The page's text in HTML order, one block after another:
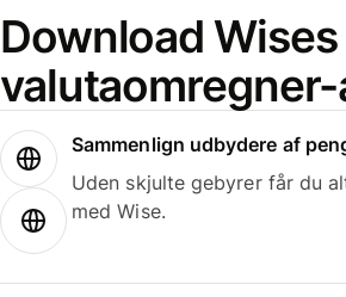
Download
Sammenlign udbydere af
Uden skjulte gebyrer får du
med Wise.